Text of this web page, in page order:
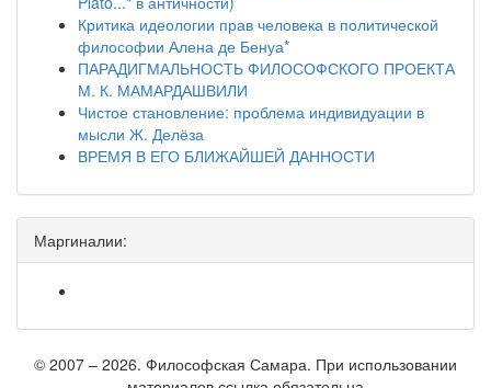
Критика идеологии прав человека в политической
философии Алена де Бенуа*
ПАРАДИГМАЛЬНОСТЬ ФИЛОСОФСКОГО ПРОЕКТА
М. К. МАМАРДАШВИЛИ
Чистое становление: проблема индивидуации в
мысли Ж. Делёза
ВРЕМЯ В ЕГО БЛИЖАЙШЕЙ ДАННОСТИ
Маргиналии:
© 2007 – 2026. Философская Самара. При использовании